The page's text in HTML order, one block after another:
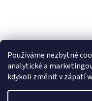
Používáme nezbytné
analytické a
kdykoli změnit v zápatí